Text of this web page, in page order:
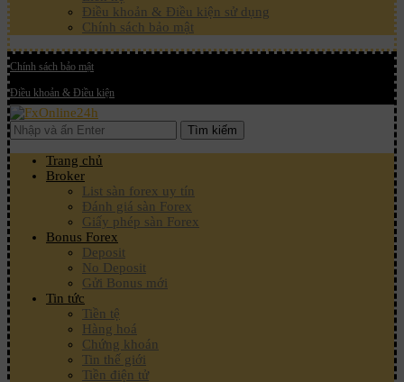
Điều khoản & Điều kiện sử dụng
Chính sách bảo mật
Chính sách bảo mật
Điều khoản & Điều kiện
Tìm kiếm
Trang chủ
Broker
List sàn forex uy tín
Đánh giá sàn Forex
Giấy phép sàn Forex
Bonus Forex
Deposit
No Deposit
Gửi Bonus mới
Tin tức
Tiền tệ
Hàng hoá
Chứng khoán
Tin thế giới
Tiền điện tử